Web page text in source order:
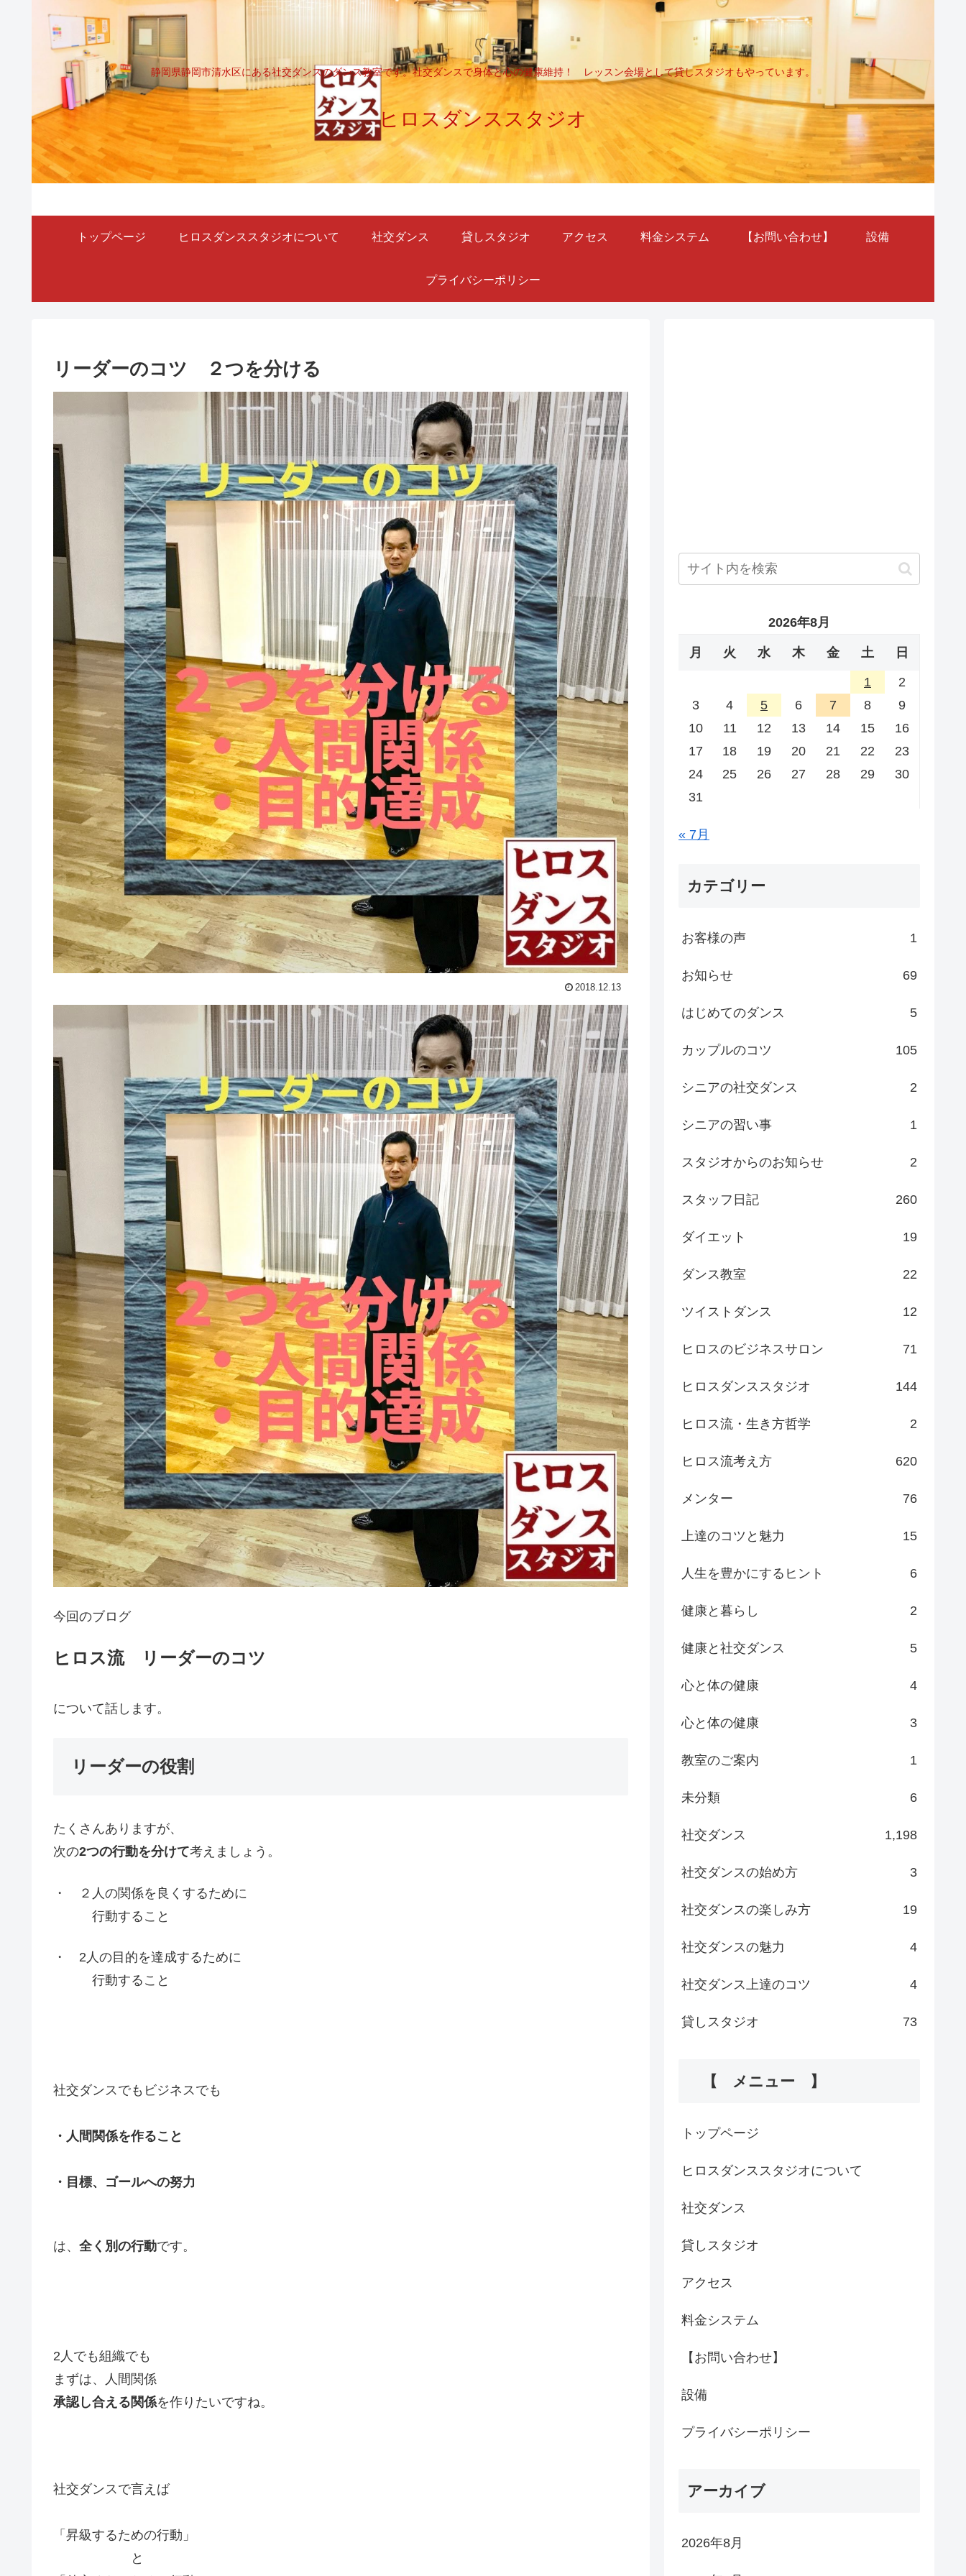
静岡県静岡市清水区にある社交ダンスのダンス教室です。社交ダンスで身体と心の健康維持！ レッスン会場として貸しスタジオもやっています。
ヒロスダンススタジオ
トップページ ヒロスダンススタジオについて 社交ダンス 貸しスタジオ アクセス 料金システム 【お問い合わせ】 設備
プライバシーポリシー
リーダーのコツ ２つを分ける
2018.12.13
今回のブログ
ヒロス流 リーダーのコツ
について話します。
リーダーの役割
たくさんありますが、
次の2つの行動を分けて考えましょう。
・ ２人の関係を良くするために
行動すること
・ 2人の目的を達成するために
行動すること
社交ダンスでもビジネスでも
・人間関係を作ること
・目標、ゴールへの努力
は、 全く別の行動です。
2人でも組織でも
まずは、人間関係
承認し合える関係を作りたいですね。
社交ダンスで言えば
「昇級するための行動」
と
2026年8月
月 火 水 木 金 土 日
1
2
3
4 5 6 7 8
9
10
11 12 13 14 15
16
17
18 19 20 21 22
23
24
25 26 27 28 29
30
31
« 7月
カテゴリー
お客様の声 1
お知らせ 69
はじめてのダンス 5
カップルのコツ 105
シニアの社交ダンス 2
シニアの習い事 1
スタジオからのお知らせ 2
スタッフ日記 260
ダイエット 19
ダンス教室 22
ツイストダンス 12
ヒロスのビジネスサロン 71
ヒロスダンススタジオ 144
ヒロス流・生き方哲学 2
ヒロス流考え方 620
メンター 76
上達のコツと魅力 15
人生を豊かにするヒント 6
健康と暮らし 2
健康と社交ダンス 5
心と体の健康 4
心と体の健康 3
教室のご案内 1
未分類 6
社交ダンス 1,198
社交ダンスの始め方 3
社交ダンスの楽しみ方 19
社交ダンスの魅力 4
社交ダンス上達のコツ 4
貸しスタジオ 73
【 メニュー 】
トップページ
ヒロスダンススタジオについて
社交ダンス
貸しスタジオ
アクセス
料金システム
【お問い合わせ】
設備
プライバシーポリシー
アーカイブ
2026年8月